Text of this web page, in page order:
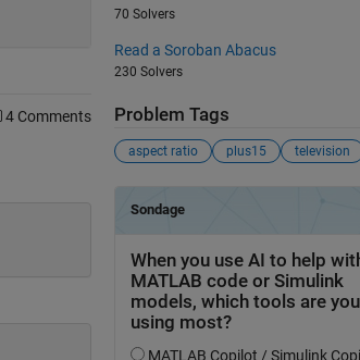
4 Comments
70 Solvers
Read a Soroban Abacus
230 Solvers
Problem Tags
aspect ratio plus15 television